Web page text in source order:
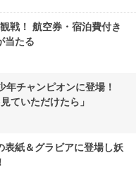
戦！ 航空券・宿泊費付き
当たる
年チャンピオンに登場！
ていただけたら」
表紙＆グラビアに登場し妖